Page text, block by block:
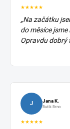
★★★★★
„Na začátku
do měsíce
Opravdu dobrý
J Jana K.
Butik Brno
★★★★★